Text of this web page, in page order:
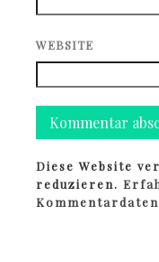
WEBSITE
Diese Website
reduzieren.